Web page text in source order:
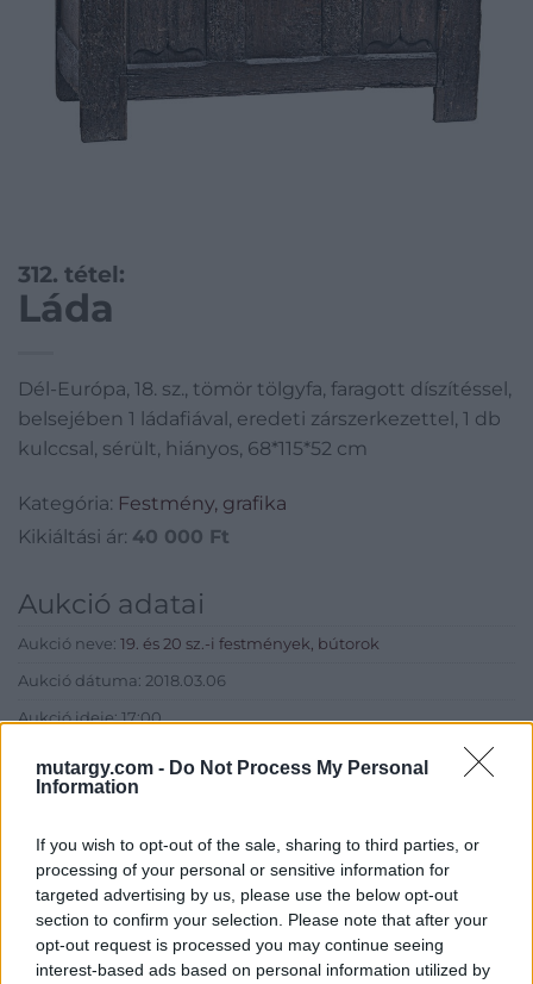
mutargy.com - Do Not Process My Personal
Information
If you wish to opt-out of the sale, sharing to third parties, or
processing of your personal or sensitive information for
targeted advertising by us, please use the below opt-out
section to confirm your selection. Please note that after your
opt-out request is processed you may continue seeing
interest-based ads based on personal information utilized by
312. tétel:
Láda
Dél-Európa, 18. sz., tömör tölgyfa, faragott díszítéssel,
belsejében 1 ládafiával, eredeti zárszerkezettel, 1 db
kulccsal, sérült, hiányos, 68*115*52 cm
Kategória: Festmény, grafika
Kikiáltási ár: 40 000 Ft
Aukció adatai
Aukció neve: 19. és 20 sz.-i festmények, bútorok
Aukció dátuma: 2018.03.06
Aukció ideje: 17:00
Tételszám: 312
Eladó adatai
Eladó:Nagyházi Galéria és
Aukciósház
Cím: Müller Márta